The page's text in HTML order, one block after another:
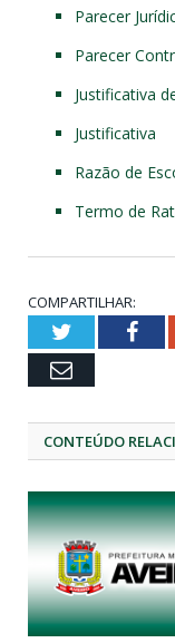
Parecer
Parecer
Justificativa
Justificativa
Razão de
Termo de
COMPARTILHAR:
Twitter
Email
CONTEÚDO